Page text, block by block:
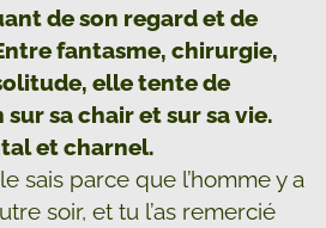
de son regard et de
fantasme, chirurgie,
elle tente de
sa chair et sur sa vie.
et charnel.
sais parce que l’homme y a
soir, et tu l’as remercié